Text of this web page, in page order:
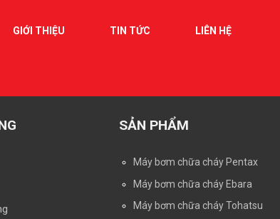
GIỚI THIỆU TIN TỨC LIÊN HỆ
SẢN PHẨM
Máy bơm chữa cháy Pentax
Máy bơm chữa cháy Ebara
Máy bơm chữa cháy Tohatsu